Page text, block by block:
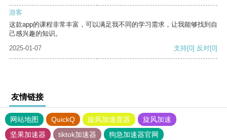
游客
这款app的课程非常丰富，可以满足我不同的学习需求，让我能够找到自
己感兴趣的知识。
2025-01-07
支持[0] 反对[0]
友情链接
网站地图 QuickQ 旋风加速度器
旋风加速
坚果加速器
tiktok加速器
狗急加速器官网